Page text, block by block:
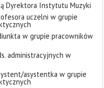
Dyrektora Instytutu Muzyki
uczelni w grupie
w grupie pracowników
administracyjnych w
asystentka w grupie